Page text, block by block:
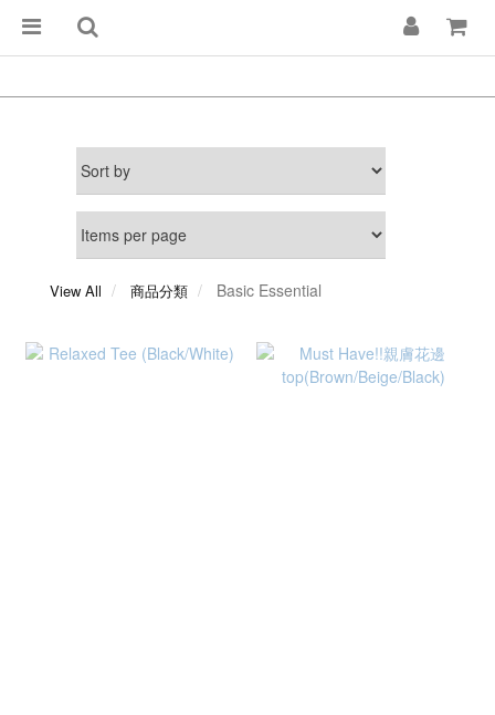
View All 商品分類 Basic Essential